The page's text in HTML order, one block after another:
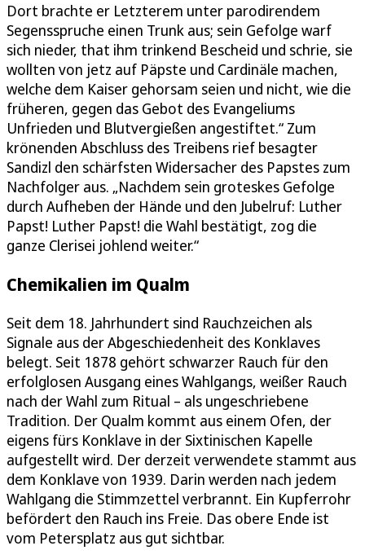
Dort brachte er Letzterem unter parodirendem
Segensspruche einen Trunk aus; sein Gefolge warf
sich nieder, that ihm trinkend Bescheid und schrie, sie
wollten von jetz auf Päpste und Cardinäle machen,
welche dem Kaiser gehorsam seien und nicht, wie die
früheren, gegen das Gebot des Evangeliums
Unfrieden und Blutvergießen angestiftet.“ Zum
krönenden Abschluss des Treibens rief besagter
Sandizl den schärfsten Widersacher des Papstes zum
Nachfolger aus. „Nachdem sein groteskes Gefolge
durch Aufheben der Hände und den Jubelruf: Luther
Papst! Luther Papst! die Wahl bestätigt, zog die
ganze Clerisei johlend weiter.“
Chemikalien im Qualm
Seit dem 18. Jahrhundert sind Rauchzeichen als
Signale aus der Abgeschiedenheit des Konklaves
belegt. Seit 1878 gehört schwarzer Rauch für den
erfolglosen Ausgang eines Wahlgangs, weißer Rauch
nach der Wahl zum Ritual – als ungeschriebene
Tradition. Der Qualm kommt aus einem Ofen, der
eigens fürs Konklave in der Sixtinischen Kapelle
aufgestellt wird. Der derzeit verwendete stammt aus
dem Konklave von 1939. Darin werden nach jedem
Wahlgang die Stimmzettel verbrannt. Ein Kupferrohr
befördert den Rauch ins Freie. Das obere Ende ist
vom Petersplatz aus gut sichtbar.